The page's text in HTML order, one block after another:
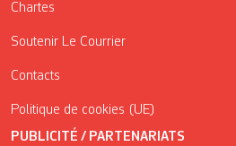
Chartes
Soutenir Le Courrier
Contacts
Politique de cookies (UE)
PUBLICITÉ / PARTENARIATS